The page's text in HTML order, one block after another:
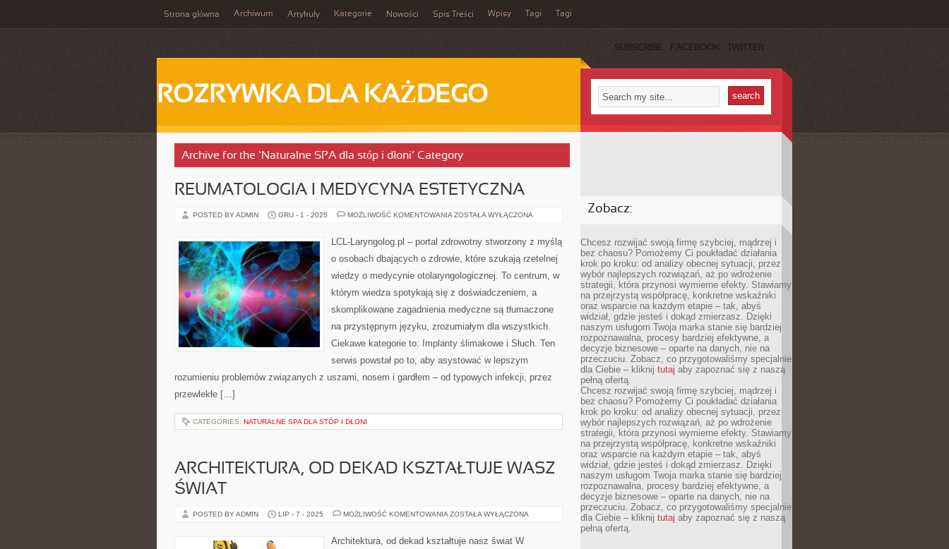
Strona główna Archiwum Artykuły Kategorie Nowości Spis Treści Wpisy Tagi Tagi
SUBSCRIBE FACEBOOK TWITTER
ROZRYWKA DLA KAŻDEGO
Archive for the ‘Naturalne SPA dla stóp i dłoni’ Category
REUMATOLOGIA I MEDYCYNA ESTETYCZNA
POSTED BY ADMIN GRU - 1 - 2025 MOŻLIWOŚĆ KOMENTOWANIA REUMATOLOGIA
ESTETYCZNA
ZOSTAŁA WYŁĄCZONA
LCL-Laryngolog.pl – portal zdrowotny stworzony z myślą
o osobach dbających o zdrowie, które szukają rzetelnej
wiedzy o medycynie otolaryngologicznej. To centrum, w
którym wiedza spotykają się z doświadczeniem, a
skomplikowane zagadnienia medyczne są tłumaczone
na przystępnym języku, zrozumiałym dla wszystkich.
Ciekawe kategorie to: Implanty ślimakowe i Słuch. Ten
serwis powstał po to, aby asystować w lepszym
rozumieniu problemów związanych z uszami, nosem i gardłem – od typowych infekcji, przez
przewlekłe […]
CATEGORIES: NATURALNE SPA DLA STÓP I DŁONI
ARCHITEKTURA, OD DEKAD KSZTAŁTUJE WASZ
ŚWIAT
POSTED BY ADMIN LIP - 7 - 2025 MOŻLIWOŚĆ KOMENTOWANIA ARCHITEKTURA,
KSZTAŁTUJE
WASZ
ZOSTAŁA WYŁĄCZONA
Architektura, od dekad kształtuje nasz świat W
Zobacz:
Chcesz rozwijać swoją firmę szybciej, mądrzej i
bez chaosu? Pomożemy Ci poukładać działania
krok po kroku: od analizy obecnej sytuacji, przez
wybór najlepszych rozwiązań, aż po wdrożenie
strategii, która przynosi wymierne efekty. Stawiamy
na przejrzystą współpracę, konkretne wskaźniki
oraz wsparcie na każdym etapie – tak, abyś
widział, gdzie jesteś i dokąd zmierzasz. Dzięki
naszym usługom Twoja marka stanie się bardziej
rozpoznawalna, procesy bardziej efektywne, a
decyzje biznesowe – oparte na danych, nie na
przeczuciu. Zobacz, co przygotowaliśmy specjalnie
dla Ciebie – kliknij tutaj aby zapoznać się z naszą
pełną ofertą.
Chcesz rozwijać swoją firmę szybciej, mądrzej i
bez chaosu? Pomożemy Ci poukładać działania
krok po kroku: od analizy obecnej sytuacji, przez
wybór najlepszych rozwiązań, aż po wdrożenie
strategii, która przynosi wymierne efekty. Stawiamy
na przejrzystą współpracę, konkretne wskaźniki
oraz wsparcie na każdym etapie – tak, abyś
widział, gdzie jesteś i dokąd zmierzasz. Dzięki
naszym usługom Twoja marka stanie się bardziej
rozpoznawalna, procesy bardziej efektywne, a
decyzje biznesowe – oparte na danych, nie na
przeczuciu. Zobacz, co przygotowaliśmy specjalnie
dla Ciebie – kliknij tutaj aby zapoznać się z naszą
pełną ofertą.